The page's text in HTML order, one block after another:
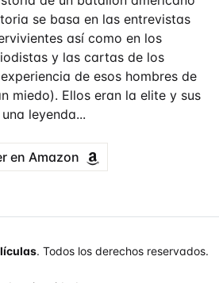
se basa en las entrevistas
así como en los
y las cartas de los
de esos hombres de
miedo). Ellos eran la elite y sus
leyenda...
en Amazon
. Todos los derechos reservados.